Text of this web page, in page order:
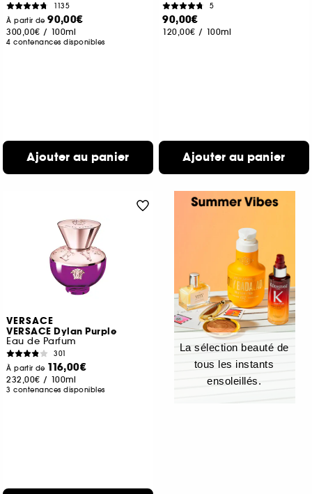
1135
À partir de90,00€
300,00€ / 100ml
4 contenances disponibles
Ajouter au panier
5
90,00€
120,00€ / 100ml
Ajouter au panier
VERSACE
VERSACE Dylan Purple
Eau de Parfum
301
À partir de 116,00€
232,00€ / 100ml
3 contenances disponibles
La sélection beauté de
tous les instants
ensoleillés.